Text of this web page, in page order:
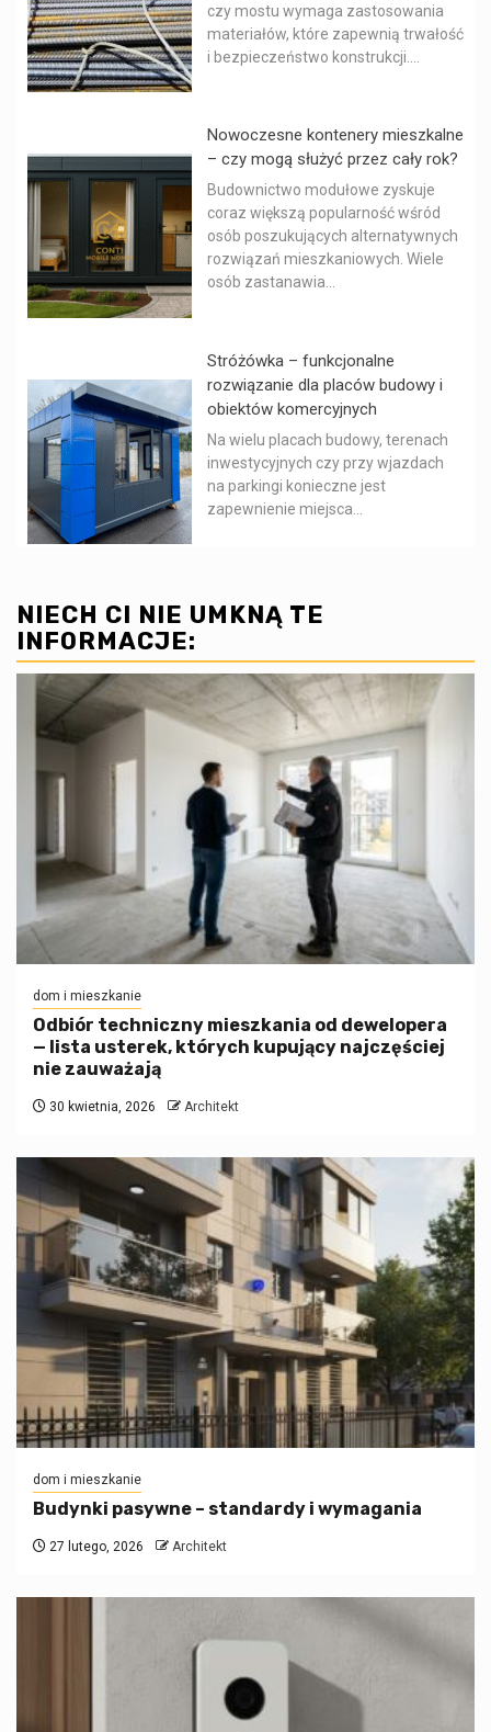
czy mostu wymaga zastosowania
materiałów, które zapewnią trwałość
i bezpieczeństwo konstrukcji....
Nowoczesne kontenery mieszkalne
– czy mogą służyć przez cały rok?
Budownictwo modułowe zyskuje
coraz większą popularność wśród
osób poszukujących alternatywnych
rozwiązań mieszkaniowych. Wiele
osób zastanawia...
Stróżówka – funkcjonalne
rozwiązanie dla placów budowy i
obiektów komercyjnych
Na wielu placach budowy, terenach
inwestycyjnych czy przy wjazdach
na parkingi konieczne jest
zapewnienie miejsca...
NIECH CI NIE UMKNĄ TE
INFORMACJE:
dom i mieszkanie
Odbiór techniczny mieszkania od dewelopera
— lista usterek, których kupujący najczęściej
nie zauważają
30 kwietnia, 2026 Architekt
dom i mieszkanie
Budynki pasywne – standardy i wymagania
27 lutego, 2026 Architekt